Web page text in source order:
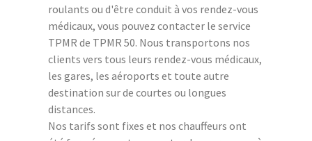
roulants ou d'être conduit à vos rendez-vous
médicaux, vous pouvez contacter le service
TPMR de TPMR 50. Nous transportons nos
clients vers tous leurs rendez-vous médicaux,
les gares, les aéroports et toute autre
destination sur de courtes ou longues
distances.
Nos tarifs sont fixes et nos chauffeurs ont